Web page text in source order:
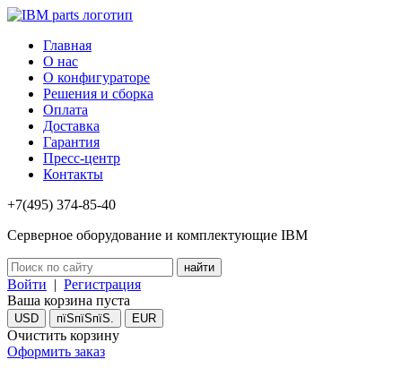
Главная
О нас
О конфигураторе
Решения и сборка
Оплата
Доставка
Гарантия
Пресс-центр
Контакты
+7(495) 374-85-40
Серверное оборудование и комплектующие IBM
Войти | Регистрация
Ваша корзина пуста
USD пїЅпїЅпїЅ. EUR
Очистить корзину
Оформить заказ